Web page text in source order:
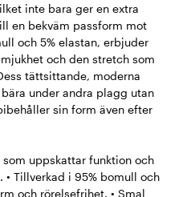
inte bara ger en extra
en bekväm passform mot
och 5% elastan, erbjuder
och den stretch som
tättsittande, moderna
under andra plagg utan
sin form även efter
uppskattar funktion och
Tillverkad i 95% bomull och
och rörelsefrihet. • Smal